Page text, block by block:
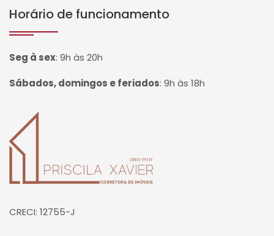
Horário de funcionamento
Seg à sex: 9h às 20h
Sábados, domingos e feriados: 9h às 18h
Página inicial
CRECI: 12755-J